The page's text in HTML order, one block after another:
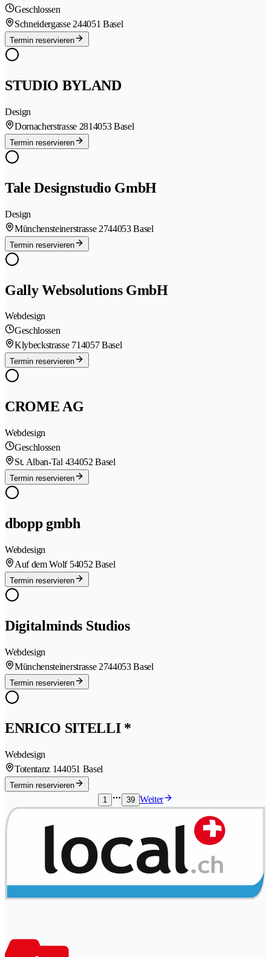
Geschlossen
Schneidergasse 244051 Basel
Termin reservieren
STUDIO BYLAND
Design
Dornacherstrasse 2814053 Basel
Termin reservieren
Tale Designstudio GmbH
Design
Münchensteinerstrasse 2744053 Basel
Termin reservieren
Gally Websolutions GmbH
Webdesign
Geschlossen
Klybeckstrasse 714057 Basel
Termin reservieren
CROME AG
Webdesign
Geschlossen
St. Alban-Tal 434052 Basel
Termin reservieren
dbopp gmbh
Webdesign
Auf dem Wolf 54052 Basel
Termin reservieren
Digitalminds Studios
Webdesign
Münchensteinerstrasse 2744053 Basel
Termin reservieren
ENRICO SITELLI *
Webdesign
Totentanz 144051 Basel
Termin reservieren
1
39 Weiter